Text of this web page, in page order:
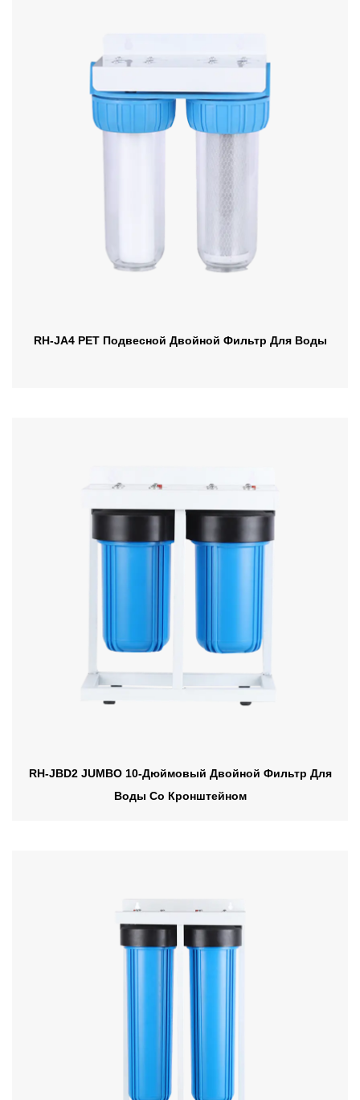
RH-JA4 PET Подвесной Двойной Фильтр Для Воды
RH-JBD2 JUMBO 10-Дюймовый Двойной Фильтр Для
Воды Со Кронштейном